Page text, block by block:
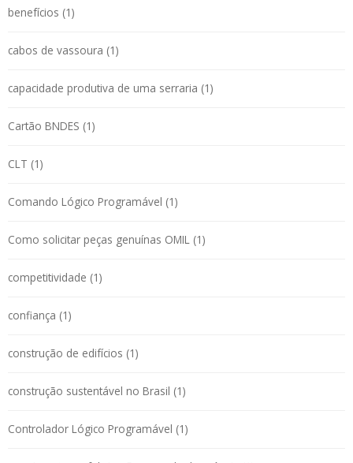
benefícios (1)
cabos de vassoura (1)
capacidade produtiva de uma serraria (1)
Cartão BNDES (1)
CLT (1)
Comando Lógico Programável (1)
Como solicitar peças genuínas OMIL (1)
competitividade (1)
confiança (1)
construção de edifícios (1)
construção sustentável no Brasil (1)
Controlador Lógico Programável (1)